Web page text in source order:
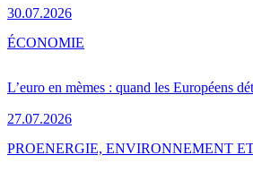
30.07.2026
L’euro en mèmes : quand les Européens
27.07.2026
ÉCONOMIE
PROENERGIE, ENVIRONNEMENT